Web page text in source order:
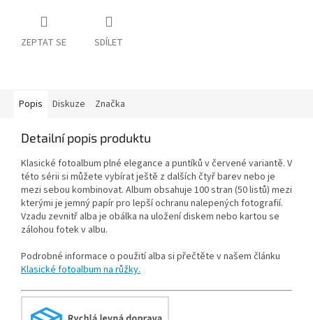
ZEPTAT SE SDÍLET
Popis Diskuze Značka
Detailní popis produktu
Klasické fotoalbum plné elegance a puntíků v červené variantě. V
této sérii si můžete vybírat ještě z dalších čtyř barev nebo je
mezi sebou kombinovat. Album obsahuje 100 stran (50 listů) mezi
kterými je jemný papír pro lepší ochranu nalepených fotografií.
Vzadu zevnitř alba je obálka na uložení diskem nebo kartou se
zálohou fotek v albu.
Podrobné informace o použití alba si přečtěte v našem článku
Klasické fotoalbum na růžky.